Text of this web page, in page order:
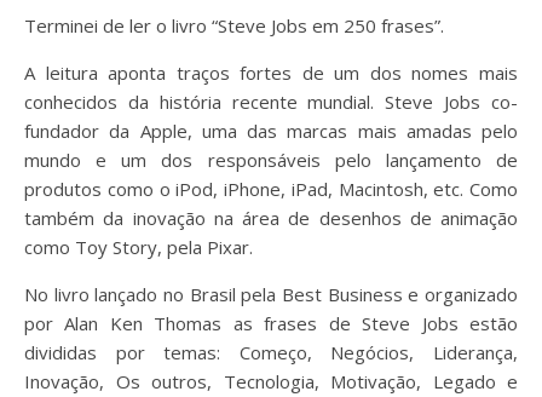
Terminei de ler o livro “Steve Jobs em 250 frases”.
A leitura aponta traços fortes de um dos nomes mais
conhecidos da história recente mundial. Steve Jobs co-
fundador da Apple, uma das marcas mais amadas pelo
mundo e um dos responsáveis pelo lançamento de
produtos como o iPod, iPhone, iPad, Macintosh, etc. Como
também da inovação na área de desenhos de animação
como Toy Story, pela Pixar.
No livro lançado no Brasil pela Best Business e organizado
por Alan Ken Thomas as frases de Steve Jobs estão
divididas por temas: Começo, Negócios, Liderança,
Inovação, Os outros, Tecnologia, Motivação, Legado e